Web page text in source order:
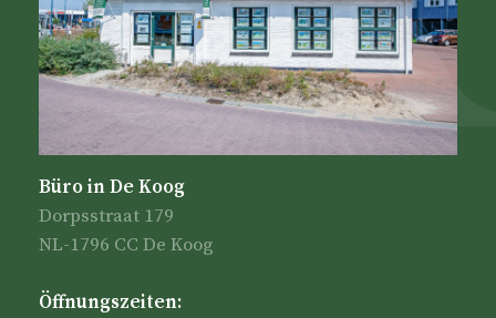
Büro in De Koog
Dorpsstraat 179
NL-1796 CC De Koog
Öffnungszeiten: